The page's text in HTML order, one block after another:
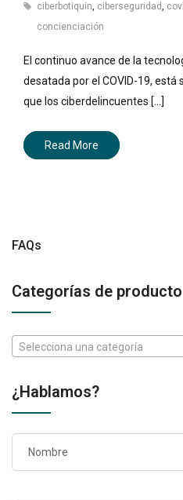
ciberbotiquin, ciberseguridad,
concienciación
El continuo avance de la
desatada por el COVID-19,
que los ciberdelincuentes [...]
Read More
FAQs
Categorías de producto
Selecciona una categoría
¿Hablamos?